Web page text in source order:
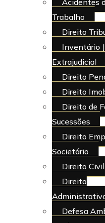
Acidentes
Trabalho
Direito
Inventário
Extrajudicial
Direito
Direito
Direito de
Sucessões
Direito
Societário
Direito Civil
Direito
Defesa